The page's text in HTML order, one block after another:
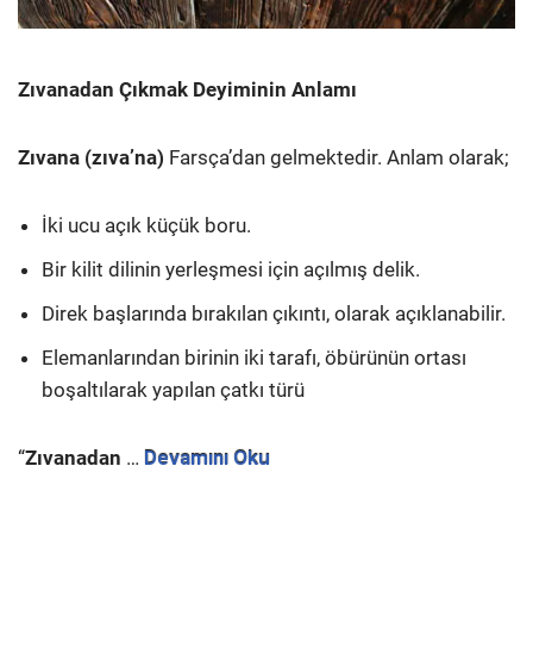
Zıvanadan Çıkmak Deyiminin Anlamı
Zıvana (zıva’na) Farsça’dan gelmektedir. Anlam olarak;
İki ucu açık küçük boru.
Bir kilit dilinin yerleşmesi için açılmış delik.
Direk başlarında bırakılan çıkıntı, olarak açıklanabilir.
Elemanlarından birinin iki tarafı, öbürünün ortası
boşaltılarak yapılan çatkı türü
“Zıvanadan … Devamını Oku